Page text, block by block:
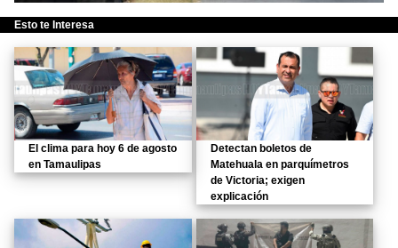
Esto te Interesa
El clima para hoy 6 de agosto
en Tamaulipas
Detectan boletos de
Matehuala en parquímetros
de Victoria; exigen
explicación